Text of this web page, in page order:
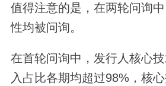
值得注意的是，在两轮问询
性均被问询。
在首轮问询中，发行人核心
入占比各期均超过98%，核